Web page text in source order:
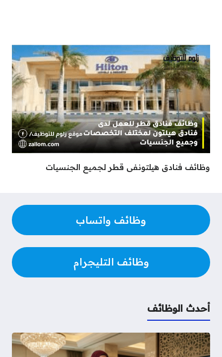
وظائف فنادق هيلتونفى قطر لجميع الجنسيات
وظائف واتساب
وظائف التليجرام
أحدث الوظائف